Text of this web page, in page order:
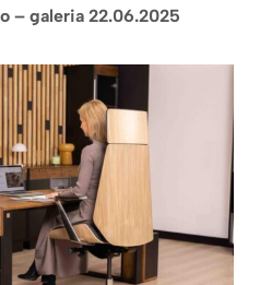
– galeria 22.06.2025